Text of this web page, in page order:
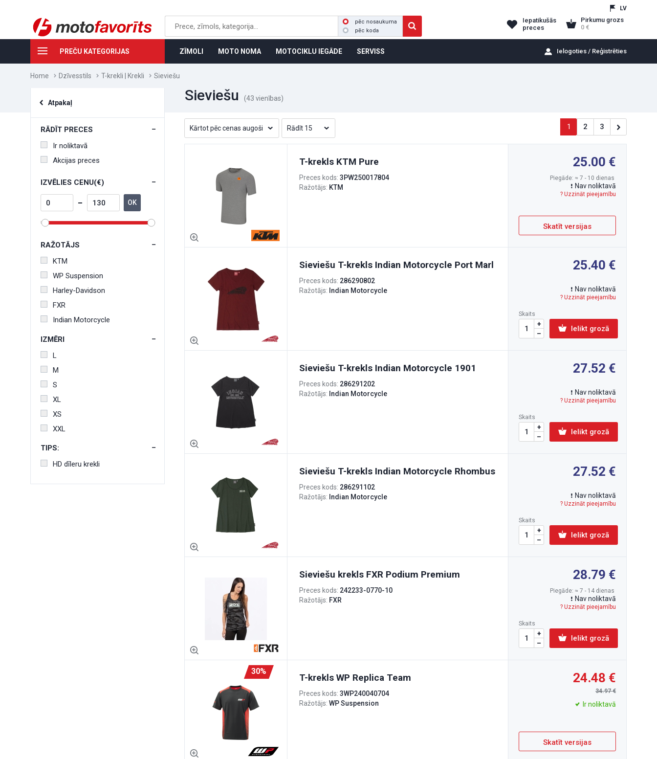
LV
Iepatikušās
preces
Pirkumu grozs
0
pēc nosaukuma
pēc koda
Ielogoties / Reģistrēties
PREČU KATEGORIJAS ZĪMOLI MOTO NOMA MOTOCIKLU IEGĀDE SERVISS
Home Dzīvesstils T-krekli | Krekli Sieviešu
Sieviešu (43 vienības)
Atpakaļ
RĀDĪT PRECES
Ir noliktavā
Akcijas preces
IZVĒLIES CENU(€)
OK
RAŽOTĀJS
KTM
WP Suspension
Harley-Davidson
FXR
Indian Motorcycle
IZMĒRI
L
M
S
XL
XS
XXL
TIPS:
HD dīleru krekli
1 2 3
T-krekls KTM Pure
Preces kods: 3PW250017804
Ražotājs: KTM
25.00
Piegāde: ≈ 7 - 10 dienas
Nav noliktavā
? Uzzināt pieejamību
Skatīt versijas
Sieviešu T-krekls Indian Motorcycle Port Marl
Preces kods: 286290802
Ražotājs: Indian Motorcycle
25.40
Nav noliktavā
? Uzzināt pieejamību
Skaits
Ielikt grozā
Sieviešu T-krekls Indian Motorcycle 1901
Preces kods: 286291202
Ražotājs: Indian Motorcycle
27.52
Nav noliktavā
? Uzzināt pieejamību
Skaits
Ielikt grozā
Sieviešu T-krekls Indian Motorcycle Rhombus
Preces kods: 286291102
Ražotājs: Indian Motorcycle
27.52
Nav noliktavā
? Uzzināt pieejamību
Skaits
Ielikt grozā
Sieviešu krekls FXR Podium Premium
Preces kods: 242233-0770-10
Ražotājs: FXR
28.79
Piegāde: ≈ 7 - 14 dienas
Nav noliktavā
? Uzzināt pieejamību
Skaits
Ielikt grozā
30%
T-krekls WP Replica Team
Preces kods: 3WP240040704
Ražotājs: WP Suspension
24.48
34.97
Ir noliktavā
Skatīt versijas